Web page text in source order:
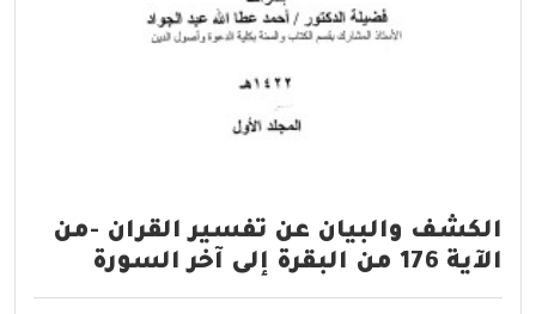
الكشف والبيان عن تفسير القران -من
الآية 176 من البقرة إلى آخر السورة